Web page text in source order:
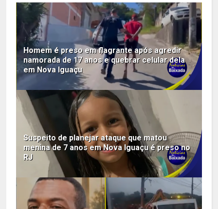
Homem é preso em flagrante após agredir
namorada de 17 anos e quebrar celular dela
em Nova Iguaçu
Suspeito de planejar ataque que matou
menina de 7 anos em Nova Iguaçu é preso no
RJ